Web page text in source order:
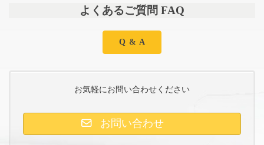
よくあるご質問 FAQ
Q & A
お気軽にお問い合わせください
お問い合わせ